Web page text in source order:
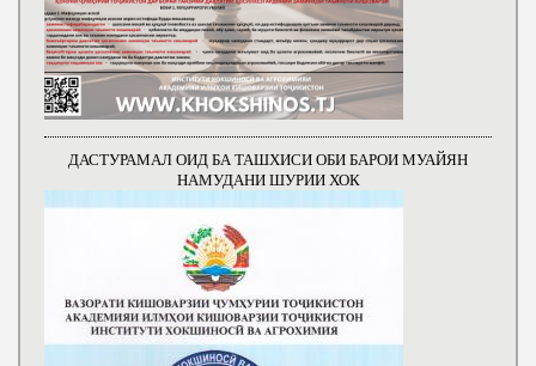
ДАСТУРАМАЛ ОИД БА ТАШХИСИ ОБИ БАРОИ МУАЙЯН
НАМУДАНИ ШУРИИ ХОК